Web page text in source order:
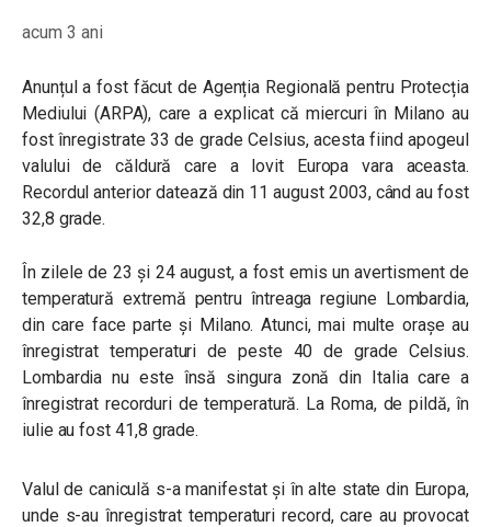
acum 3 ani
Anunțul a fost făcut de Agenția Regională pentru Protecția
Mediului (ARPA), care a explicat că miercuri în Milano au
fost înregistrate 33 de grade Celsius, acesta fiind apogeul
valului de căldură care a lovit Europa vara aceasta.
Recordul anterior datează din 11 august 2003, când au fost
32,8 grade.
În zilele de 23 și 24 august, a fost emis un avertisment de
temperatură extremă pentru întreaga regiune Lombardia,
din care face parte și Milano. Atunci, mai multe orașe au
înregistrat temperaturi de peste 40 de grade Celsius.
Lombardia nu este însă singura zonă din Italia care a
înregistrat recorduri de temperatură. La Roma, de pildă, în
iulie au fost 41,8 grade.
Valul de caniculă s-a manifestat și în alte state din Europa,
unde s-au înregistrat temperaturi record, care au provocat